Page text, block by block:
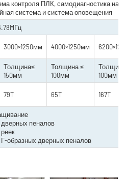
контроля ПЛК, самодиагностика на
система и система оповещения
3000×1250мм 4000×1250мм
Толщина≤
150мм
Толщина ≤
100мм
100мм
79T 65T 167T
пеналов
образных дверных пеналов